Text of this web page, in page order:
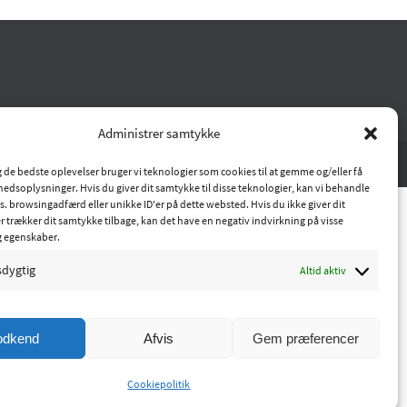
Administrer samtykke
de bedste oplevelser bruger vi teknologier som cookies til at gemme og/eller få
Hvis du giver dit samtykke til disse teknologier, kan vi behandle
browsingadfærd eller unikke ID'er på dette websted. Hvis du ikke giver dit
trækker dit samtykke tilbage, kan det have en negativ indvirkning på visse
Altid aktiv
Afvis Gem præferencer
Cookiepolitik